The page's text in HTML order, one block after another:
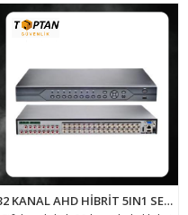
32 KANAL AHD HİBRİT 5IN1 SESLİ DVR Güvenlik Kamerası Kayıt Cihazı ARNA-4032